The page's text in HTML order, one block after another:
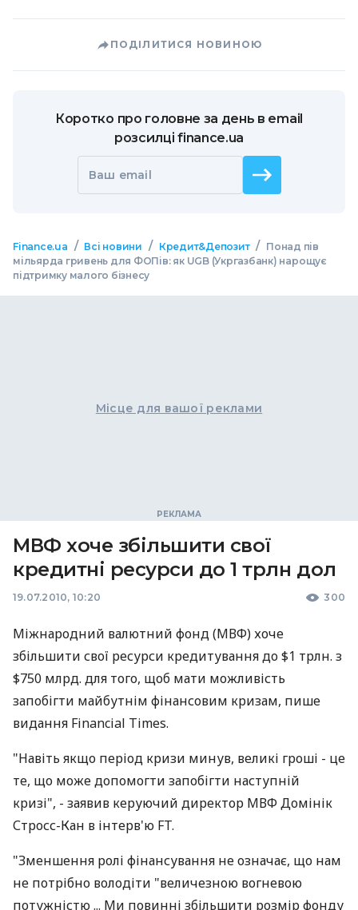
ПОДІЛИТИСЯ НОВИНОЮ
Коротко про головне за день в email
розсилці finance.ua
Ваш email
Finance.ua / Всі новини / Кредит&Депозит / Понад пів
мільярда гривень для ФОПів: як UGB (Укргазбанк) нарощує
підтримку малого бізнесу
Місце для вашої реклами
МВФ хоче збільшити свої
кредитні ресурси до 1 трлн дол
19.07.2010, 10:20 300
Міжнародний валютний фонд (МВФ) хоче
збільшити свої ресурси кредитування до $1 трлн. з
$750 млрд. для того, щоб мати можливість
запобігти майбутнім фінансовим кризам, пише
видання Financial Times.
"Навіть якщо період кризи минув, великі гроші - це
те, що може допомогти запобігти наступній
кризі", - заявив керуючий директор МВФ Домінік
Стросс-Кан в інтерв'ю FT.
"Зменшення ролі фінансування не означає, що нам
не потрібно володіти "величезною вогневою
потужністю ... Ми повинні збільшити розмір фонду